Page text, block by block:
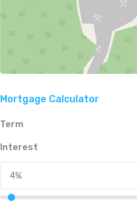
Mortgage Calculator
Term
Interest